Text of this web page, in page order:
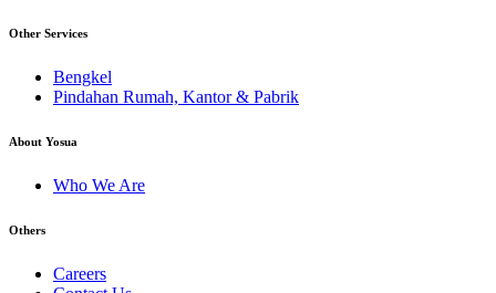
Other Services
Bengkel
Pindahan Rumah, Kantor & Pabrik
About Yosua
Who We Are
Others
Careers